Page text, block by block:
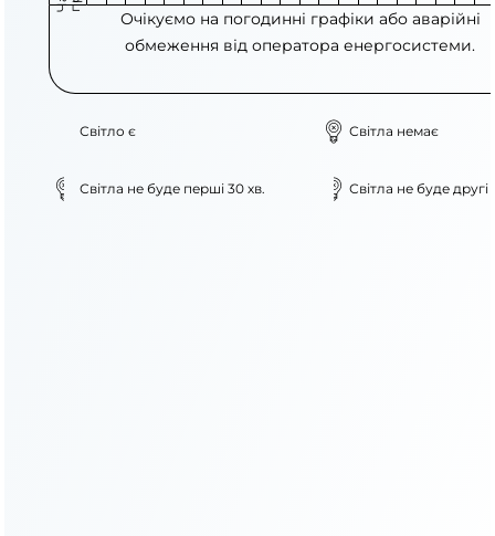
Очікуємо на погодинні графіки або аварійні
обмеження від оператора енергосистеми.
Світло є Світла немає
Світла не буде перші 30 хв. Світла не буде другі